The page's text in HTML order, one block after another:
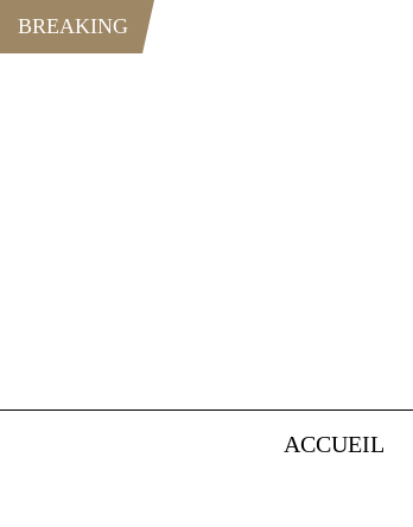
BREAKING
ACCUEIL